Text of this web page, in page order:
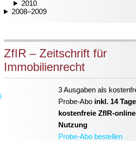
2010
2008–2009
ZfIR – Zeitschrift für
Immobilienrecht
3 Ausgaben als
Probe-Abo inkl. 14 Tage
kostenfreie ZfIR-
Nutzung
Probe-Abo bestellen